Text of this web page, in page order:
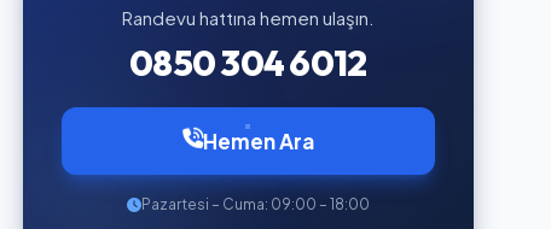
Randevu hattına hemen ulaşın.
0850 304 6012
Hemen Ara
Pazartesi – Cuma: 09:00 – 18:00